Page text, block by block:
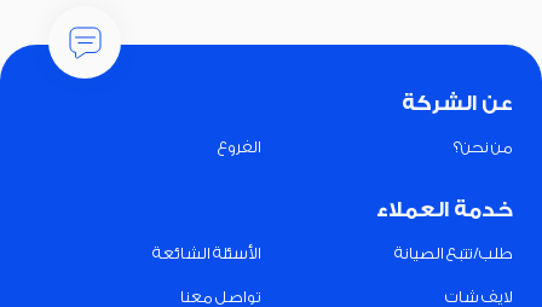
عن الشركة
من نحن؟ الفروع
خدمة العملاء
طلب/تتبع الصيانة الأسئلة الشائعة
لايف شات تواصل معنا